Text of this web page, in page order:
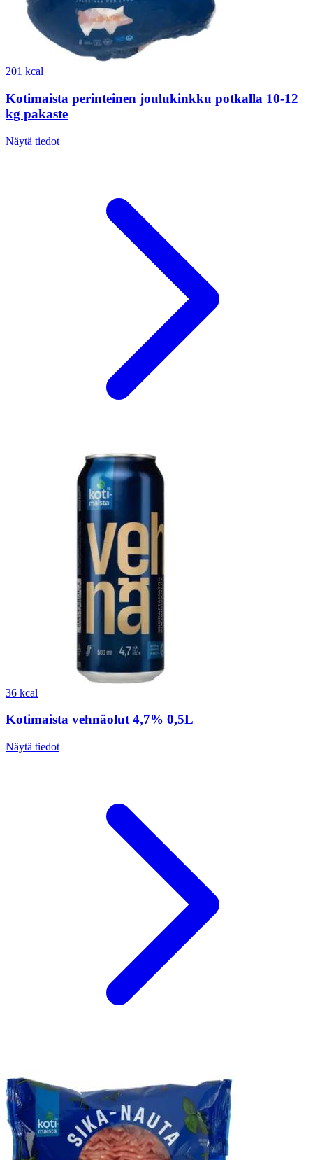
201 kcal
Kotimaista perinteinen joulukinkku potkalla 10-12
kg pakaste
Näytä tiedot
36 kcal
Kotimaista vehnäolut 4,7% 0,5L
Näytä tiedot